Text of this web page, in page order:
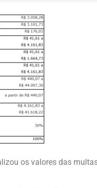
os valores das